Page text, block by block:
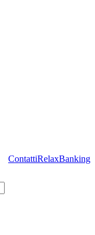
ContattiRelaxBanking